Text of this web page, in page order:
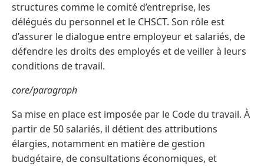
structures comme le comité d’entreprise, les
délégués du personnel et le CHSCT. Son rôle est
d’assurer le dialogue entre employeur et salariés, de
défendre les droits des employés et de veiller à leurs
conditions de travail.
core/paragraph
Sa mise en place est imposée par le Code du travail. À
partir de 50 salariés, il détient des attributions
élargies, notamment en matière de gestion
budgétaire, de consultations économiques, et